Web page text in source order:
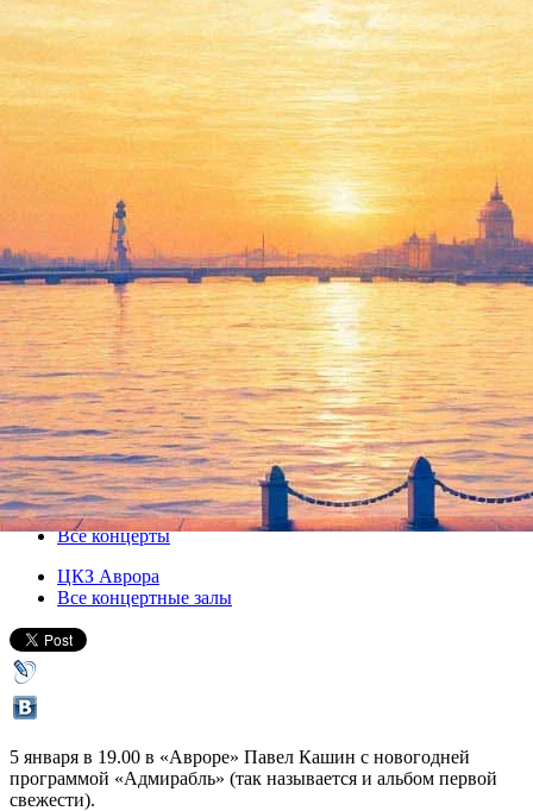
К «Авроре» причалит
«Адмирабль» Павла Кашина
05 января 2014, воскресенье,19.00
Версия для печати
Все концерты
ЦКЗ Аврора
Все концертные залы
5 января в 19.00 в «Авроре» Павел Кашин с новогодней
программой «Адмирабль» (так называется и альбом первой
свежести).